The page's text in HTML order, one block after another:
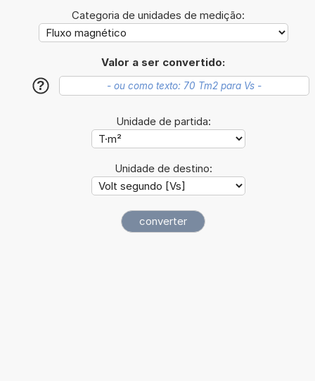
Categoria de unidades de medição:
Valor a ser convertido:
?
Unidade de partida:
Unidade de destino: